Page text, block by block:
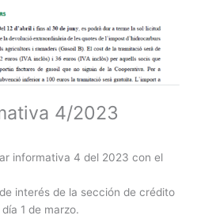
4/2023
informativa 4 del 2023 con el
interés de la sección de crédito
1 de marzo.